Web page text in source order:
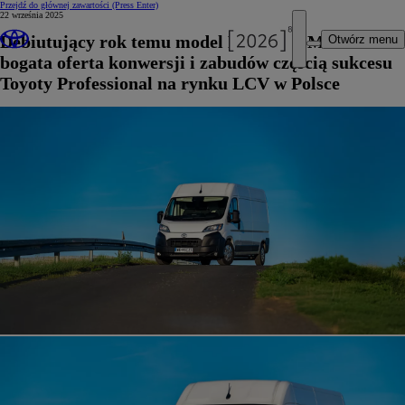
Przejdź do głównej zawartości (Press Enter)
Otwórz menu
22 września 2025
Debiutujący rok temu model PROACE MAX oraz
bogata oferta konwersji i zabudów częścią sukcesu
Toyoty Professional na rynku LCV w Polsce